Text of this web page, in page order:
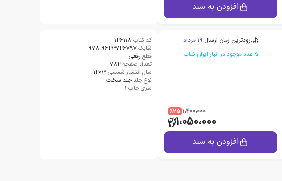
افزودن به سبد
زودترین زمان ارسال:19 مرداد
5 عدد موجود در انبار ایران کتاب
1،400،000 ٪25
1،050،000
افزودن به سبد
کد کتاب:146118
شابک:978-9643746797
قطع:رقعی
تعداد صفحه:784
سال انتشار شمسی:1403
نوع جلد:جلد سخت
سری چاپ:1